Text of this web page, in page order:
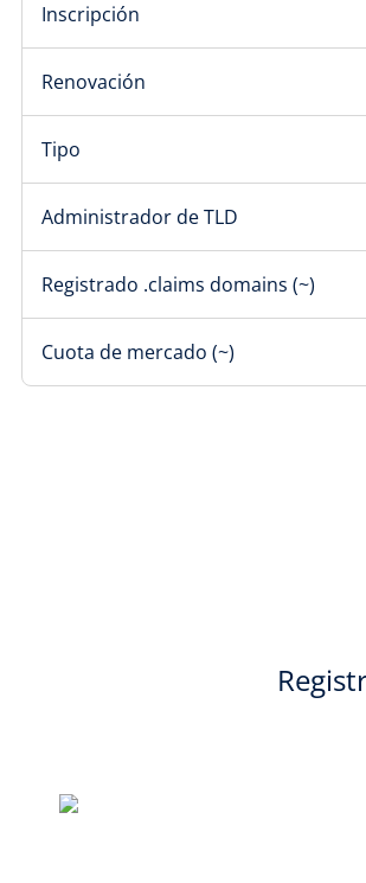
Inscripción
Renovación
Tipo
Administrador de TLD
Registrado .claims domains (~)
Cuota de mercado (~)